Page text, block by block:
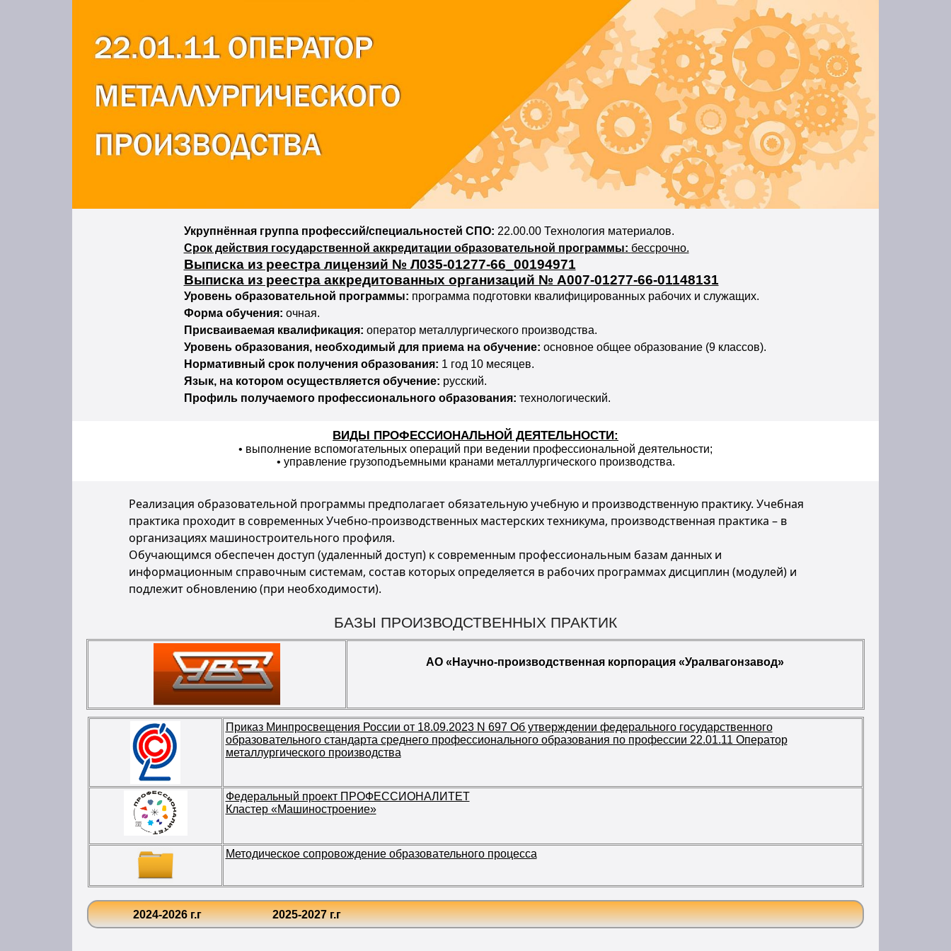
Укрупнённая группа профессий/специальностей СПО: 22.00.00 Технология материалов.
Срок действия государственной аккредитации образовательной программы: бессрочно.
Выписка из реестра лицензий № Л035-01277-66_00194971
Выписка из реестра аккредитованных организаций № А007-01277-66-01148131
Уровень образовательной программы: программа подготовки квалифицированных рабочих и служащих.
Форма обучения: очная.
Присваиваемая квалификация: оператор металлургического производства.
Уровень образования, необходимый для приема на обучение: основное общее образование (9 классов).
Нормативный срок получения образования: 1 год 10 месяцев.
Язык, на котором осуществляется обучение: русский.
Профиль получаемого профессионального образования: технологический.
ВИДЫ ПРОФЕССИОНАЛЬНОЙ ДЕЯТЕЛЬНОСТИ:
• выполнение вспомогательных операций при ведении профессиональной деятельности;
• управление грузоподъемными кранами металлургического производства.
Реализация образовательной программы предполагает обязательную учебную и производственную практику. Учебная
практика проходит в современных Учебно-производственных мастерских техникума, производственная практика – в
организациях машиностроительного профиля.
Обучающимся обеспечен доступ (удаленный доступ) к современным профессиональным базам данных и
информационным справочным системам, состав которых определяется в рабочих программах дисциплин (модулей) и
подлежит обновлению (при необходимости).
БАЗЫ ПРОИЗВОДСТВЕННЫХ ПРАКТИК
АО «Научно-производственная корпорация «Уралвагонзавод»
Приказ Минпросвещения России от 18.09.2023 N 697 Об утверждении федерального государственного
образовательного стандарта среднего профессионального образования по профессии 22.01.11 Оператор
металлургического производства
Федеральный проект ПРОФЕССИОНАЛИТЕТ
Кластер «Машиностроение»
Методическое сопровождение образовательного процесса
2024-2026 г.г 2025-2027 г.г